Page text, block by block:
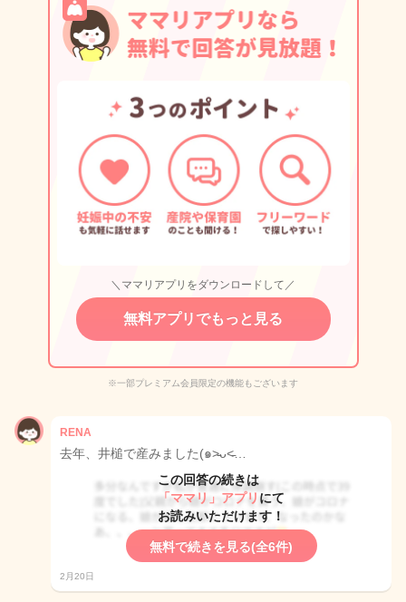
＼ママリアプリをダウンロードして／
無料アプリでもっと見る
※一部プレミアム会員限定の機能もございます
RENA
去年、井槌で産みました(๑˃̵ᴗ˂̵…
この回答の続きは
「ママリ」アプリ にて
お読みいただけます！
無料で続きを見る(全6件)
2月20日